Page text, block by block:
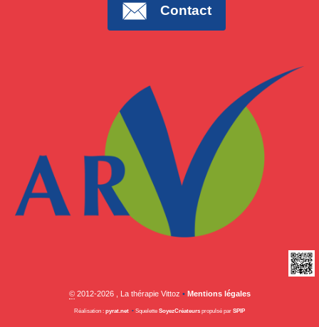
Contact
©2012-2026 , La thérapie Vittoz • Mentions légales
Réalisation : pyrat.net • Squelette SoyezCréateurs propulsé par SPIP